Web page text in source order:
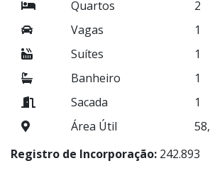
Quartos
2
Vagas
1
Suítes
1
Banheiro
1
Sacada
1
Área Útil
Registro de Incorporação: 242.893